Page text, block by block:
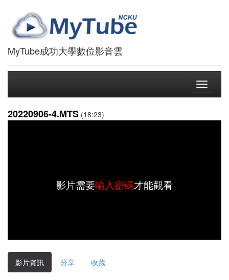
MyTube成功大學數位影音雲
Toggle
20220906-4.MTS (18:23)
影片需要輸入密碼才能觀看
影片資訊 分享 收藏